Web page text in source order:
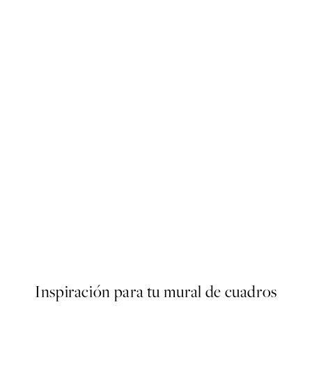
Inspiración para tu mural de cuadros